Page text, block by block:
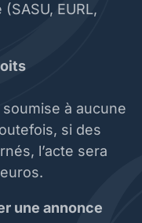
EURL,
soumise à aucune
si des
l’acte sera
une annonce